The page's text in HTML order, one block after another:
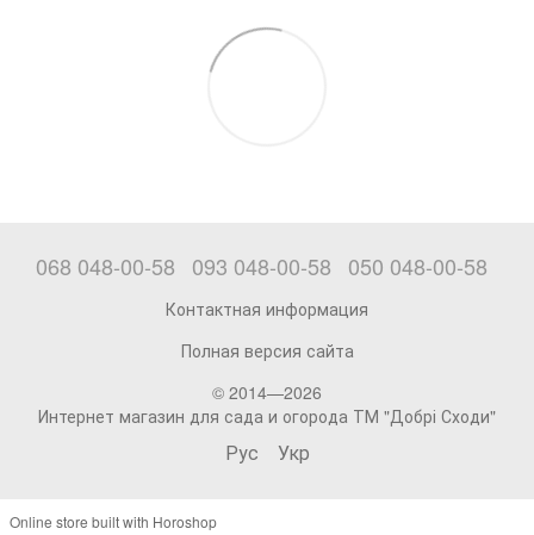
068 048-00-58 093 048-00-58 050 048-00-58
Контактная информация
Полная версия сайта
© 2014—2026
Интернет магазин для сада и огорода ТМ "Добрі Сходи"
Рус Укр
Online store built with Horoshop